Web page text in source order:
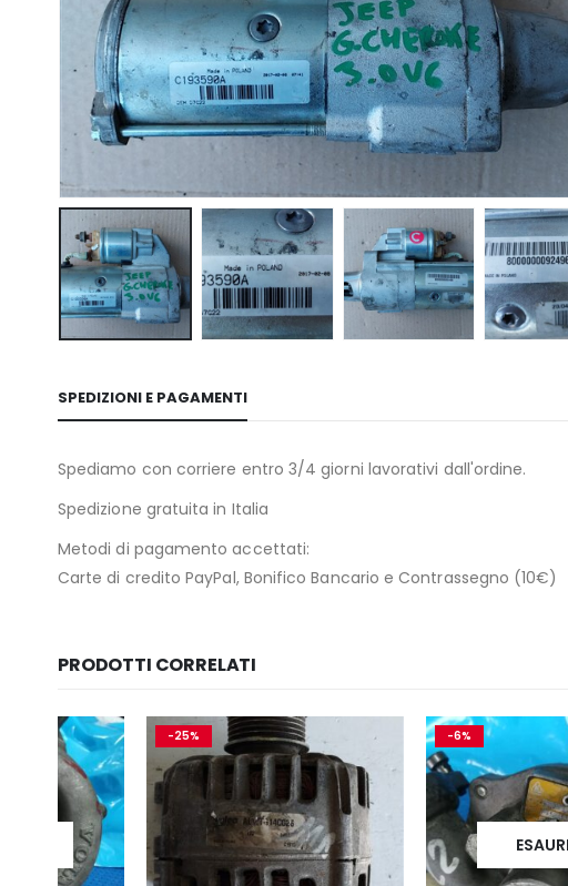
SPEDIZIONI E PAGAMENTI
Spediamo con corriere entro 3/4 giorni lavorativi dall'ordine.
Spedizione gratuita in Italia
Metodi di pagamento accettati:
Carte di credito PayPal, Bonifico Bancario e Contrassegno (10€)
PRODOTTI CORRELATI
-25% -6%
ESAURITO